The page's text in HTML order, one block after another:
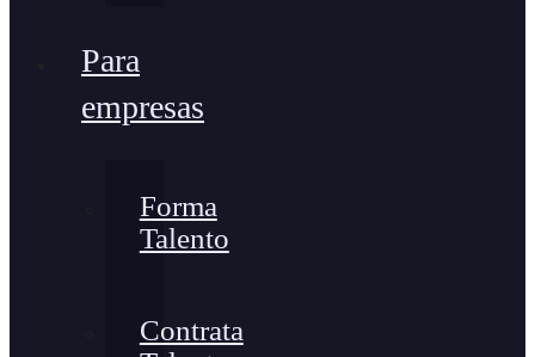
Para
empresas
Forma
Talento
Contrata